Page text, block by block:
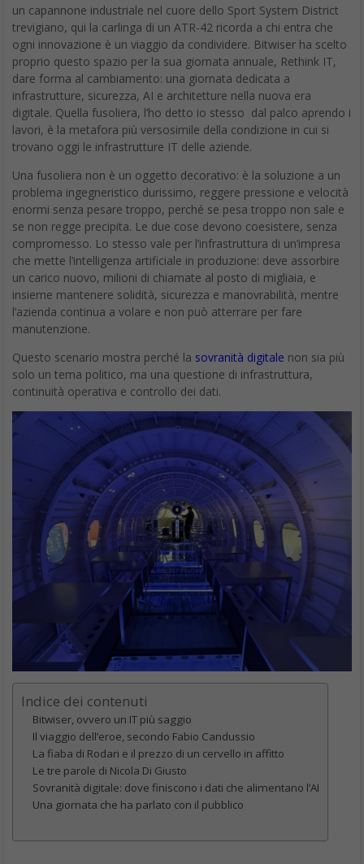
un capannone industriale nel cuore dello Sport System District
trevigiano, qui la carlinga di un ATR-42 ricorda a chi entra che
ogni innovazione è un viaggio da condividere. Bitwiser ha scelto
proprio questo spazio per la sua giornata annuale, Rethink IT,
dare forma al cambiamento: una giornata dedicata a
infrastrutture, sicurezza, AI e architetture nella nuova era
digitale. Quella fusoliera, l’ho detto io stesso dal palco aprendo i
lavori, è la metafora più versosimile della condizione in cui si
trovano oggi le infrastrutture IT delle aziende.
Una fusoliera non è un oggetto decorativo: è la soluzione a un
problema ingegneristico durissimo, reggere pressione e velocità
enormi senza pesare troppo, perché se pesa troppo non sale e
se non regge precipita. Le due cose devono coesistere, senza
compromesso. Lo stesso vale per l’infrastruttura di un’impresa
che mette l’intelligenza artificiale in produzione: deve assorbire
un carico nuovo, milioni di chiamate al posto di migliaia, e
insieme mantenere solidità, sicurezza e manovrabilità, mentre
l’azienda continua a volare e non può atterrare per fare
manutenzione.
Questo scenario mostra perché la sovranità digitale non sia più
solo un tema politico, ma una questione di infrastruttura,
continuità operativa e controllo dei dati.
Indice dei contenuti
Bitwiser, ovvero un IT più saggio
Il viaggio dell’eroe, secondo Fabio Candussio
La fiaba di Rodari e il prezzo di un cervello in affitto
Le tre parole di Nicola Di Giusto
Sovranità digitale: dove finiscono i dati che alimentano l’AI
Una giornata che ha parlato con il pubblico